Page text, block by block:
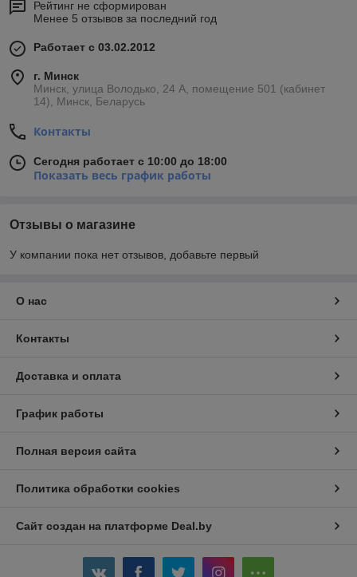
Рейтинг не сформирован
Менее 5 отзывов за последний год
Работает с 03.02.2012
г. Минск
Минск, улица Володько, 24 А, помещение 501 (кабинет
14), Минск, Беларусь
Контакты
Сегодня работает с 10:00 до 18:00
Показать весь график работы
Отзывы о магазине
У компании пока нет отзывов, добавьте первый
О нас
Контакты
Доставка и оплата
График работы
Полная версия сайта
Политика обработки cookies
Сайт создан на платформе Deal.by